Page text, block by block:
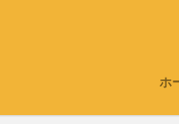
ホ